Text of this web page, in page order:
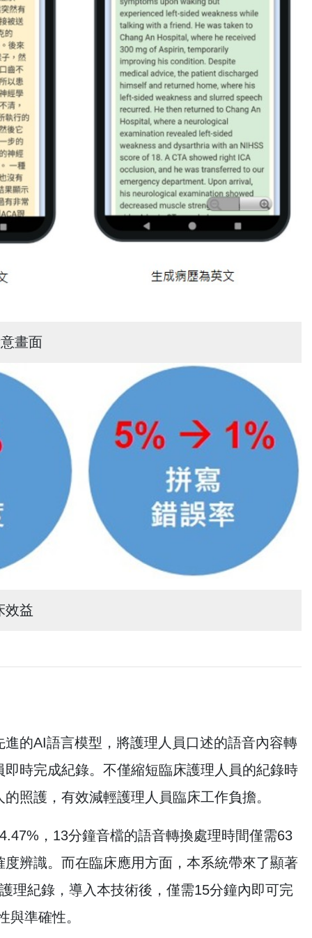
畫面
效益
的AI語言模型，將護理人員口述的語音內容轉
時完成紀錄。不僅縮短臨床護理人員的紀錄時
照護，有效減輕護理人員臨床工作負擔。
，13分鐘音檔的語音轉換處理時間僅需63
辨識。而在臨床應用方面，本系統帶來了顯著
理紀錄，導入本技術後，僅需15分鐘內即可完
準確性。